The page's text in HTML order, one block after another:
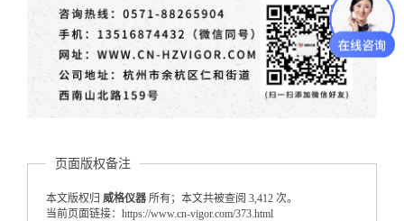
页面版权备注
本文版权归 威格仪器 所有；本文共被查阅 3,412 次。
当前页面链接：https://www.cn-vigor.com/373.html